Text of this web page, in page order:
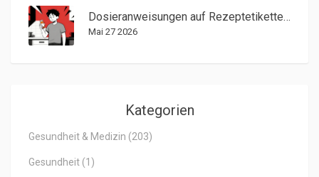
Dosieranweisungen auf Rezeptetiketten: Häufigkeit und Zeitpunkt richtig verstehen
Mai 27 2026
Kategorien
Gesundheit & Medizin (203)
Gesundheit (1)